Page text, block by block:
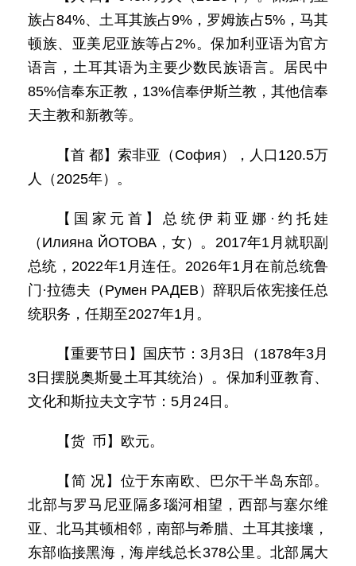
族占84%、土耳其族占9%，罗姆族占5%，马其
顿族、亚美尼亚族等占2%。保加利亚语为官方
语言，土耳其语为主要少数民族语言。居民中
85%信奉东正教，13%信奉伊斯兰教，其他信奉
天主教和新教等。
【首 都】索非亚（София），人口120.5万
人（2025年）。
【国家元首】总统伊莉亚娜·约托娃
（Илияна ЙОТОВА，女）。2017年1月就职副
总统，2022年1月连任。2026年1月在前总统鲁
门·拉德夫（Румен РАДЕВ）辞职后依宪接任总
统职务，任期至2027年1月。
【重要节日】国庆节：3月3日（1878年3月
3日摆脱奥斯曼土耳其统治）。保加利亚教育、
文化和斯拉夫文字节：5月24日。
【货 币】欧元。
【简 况】位于东南欧、巴尔干半岛东部。
北部与罗马尼亚隔多瑙河相望，西部与塞尔维
亚、北马其顿相邻，南部与希腊、土耳其接壤，
东部临接黑海，海岸线总长378公里。北部属大